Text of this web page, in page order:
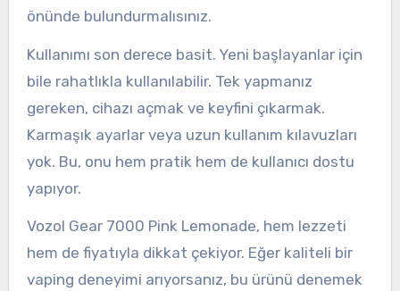
önünde bulundurmalısınız.
Kullanımı son derece basit. Yeni başlayanlar için
bile rahatlıkla kullanılabilir. Tek yapmanız
gereken, cihazı açmak ve keyfini çıkarmak.
Karmaşık ayarlar veya uzun kullanım kılavuzları
yok. Bu, onu hem pratik hem de kullanıcı dostu
yapıyor.
Vozol Gear 7000 Pink Lemonade, hem lezzeti
hem de fiyatıyla dikkat çekiyor. Eğer kaliteli bir
vaping deneyimi arıyorsanız, bu ürünü denemek